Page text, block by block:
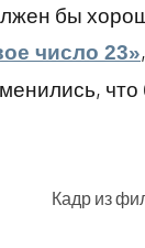
бы
число 23»
Кадр из